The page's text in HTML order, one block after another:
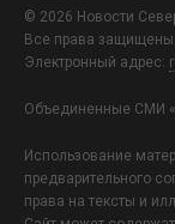
© 2026 Новости
Все права защищены.
Электронный адрес:
Объединенные СМИ
Использование
предварительного
права на тексты и